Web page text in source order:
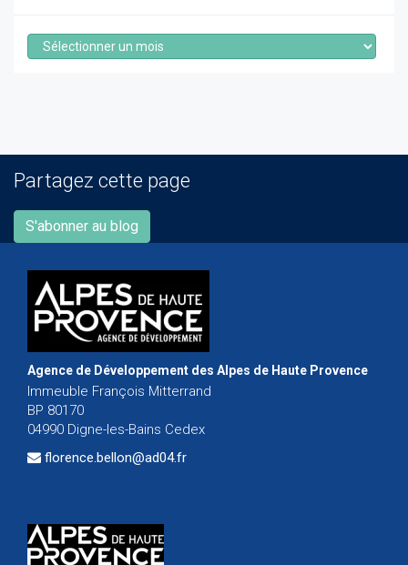
Archives
Partagez cette page
S'abonner au blog
Agence de Développement des Alpes de Haute Provence
Immeuble François Mitterrand
BP 80170
04990 Digne-les-Bains Cedex
florence.bellon@ad04.fr